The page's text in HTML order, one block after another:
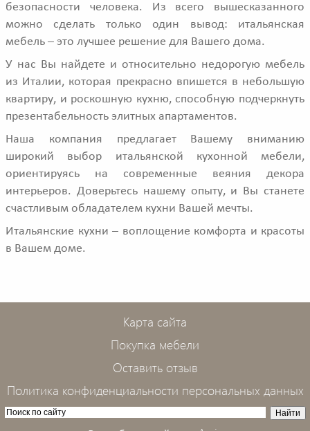
безопасности человека. Из всего вышесказанного
можно сделать только один вывод: итальянская
мебель – это лучшее решение для Вашего дома.
У нас Вы найдете и относительно недорогую мебель
из Италии, которая прекрасно впишется в небольшую
квартиру, и роскошную кухню, способную подчеркнуть
презентабельность элитных апартаментов.
Наша компания предлагает Вашему вниманию
широкий выбор итальянской кухонной мебели,
ориентируясь на современные веяния декора
интерьеров. Доверьтесь нашему опыту, и Вы станете
счастливым обладателем кухни Вашей мечты.
Итальянские кухни – воплощение комфорта и красоты
в Вашем доме.
Карта сайта
Покупка мебели
Оставить отзыв
Политика конфиденциальности персональных данных